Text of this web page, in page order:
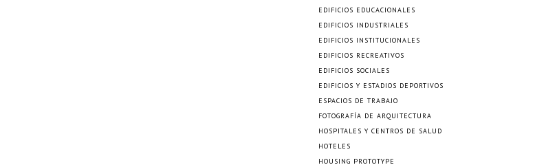
EDIFICIOS EDUCACIONALES
EDIFICIOS INDUSTRIALES
EDIFICIOS INSTITUCIONALES
EDIFICIOS RECREATIVOS
EDIFICIOS SOCIALES
EDIFICIOS Y ESTADIOS DEPORTIVOS
ESPACIOS DE TRABAJO
FOTOGRAFÍA DE ARQUITECTURA
HOSPITALES Y CENTROS DE SALUD
HOTELES
HOUSING PROTOTYPE